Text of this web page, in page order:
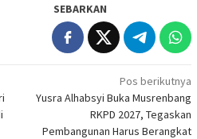
SEBARKAN
Pos berikutnya
Yusra Alhabsyi Buka Musrenbang
RKPD 2027, Tegaskan
Pembangunan Harus Berangkat